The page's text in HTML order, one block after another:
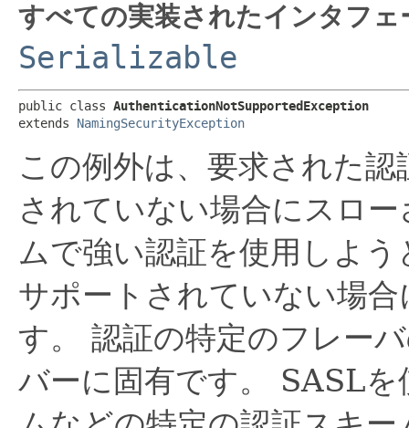
すべての実装されたインタフ
Serializable
public class AuthenticationNotSupportedException
extends NamingSecurityException
この例外は、要求された
されていない場合にスロ
ムで強い認証を使用しよ
サポートされていない場
す。
認証の特定のフレー
バーに固有です。
SASLを